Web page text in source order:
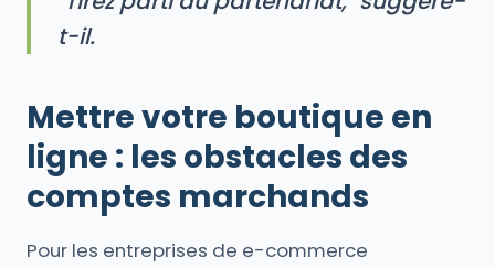
t-il.
Mettre votre boutique en
ligne : les obstacles des
comptes marchands
Pour les entreprises de e-commerce